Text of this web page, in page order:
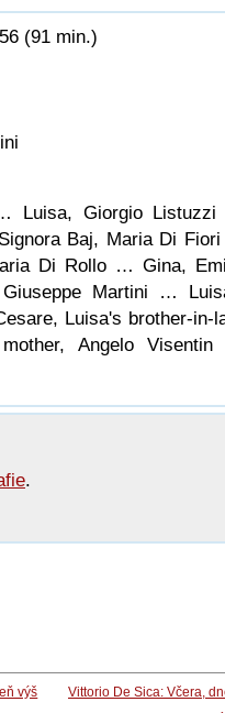
(91 min.)
Luisa, Giorgio
Baj, Maria Di
Di Rollo … Gina,
Martini …
Luisa's brother-in-
Angelo
.
výš
Vittorio De Sica: Včera,